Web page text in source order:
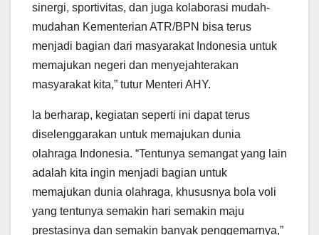
sinergi, sportivitas, dan juga kolaborasi mudah-
mudahan Kementerian ATR/BPN bisa terus
menjadi bagian dari masyarakat Indonesia untuk
memajukan negeri dan menyejahterakan
masyarakat kita,” tutur Menteri AHY.
Ia berharap, kegiatan seperti ini dapat terus
diselenggarakan untuk memajukan dunia
olahraga Indonesia. “Tentunya semangat yang lain
adalah kita ingin menjadi bagian untuk
memajukan dunia olahraga, khususnya bola voli
yang tentunya semakin hari semakin maju
prestasinya dan semakin banyak penggemarnya,”